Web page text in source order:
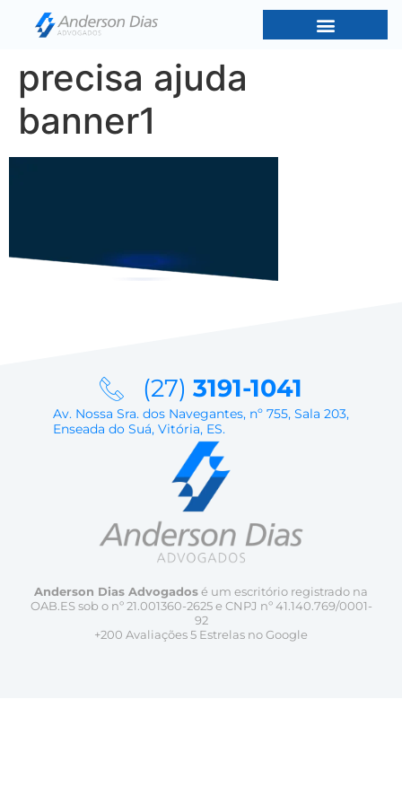
precisa ajuda
banner1
(27) 3191-1041
Av. Nossa Sra. dos Navegantes, nº 755, Sala 203,
Enseada do Suá, Vitória, ES.
Anderson Dias Advogados é um escritório registrado na
OAB.ES sob o nº 21.001360-2625 e CNPJ nº 41.140.769/0001-
92
+200 Avaliações 5 Estrelas no Google